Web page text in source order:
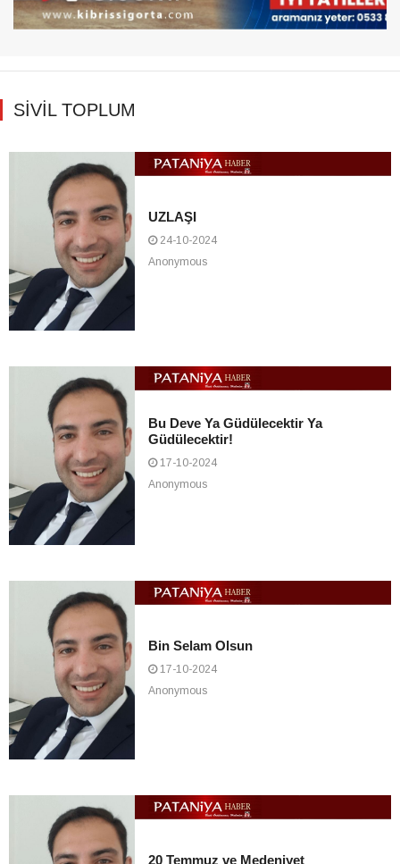
SİVİL TOPLUM
UZLAŞI
24-10-2024
Anonymous
Bu Deve Ya Güdülecektir Ya
Güdülecektir!
17-10-2024
Anonymous
Bin Selam Olsun
17-10-2024
Anonymous
20 Temmuz ve Medeniyet